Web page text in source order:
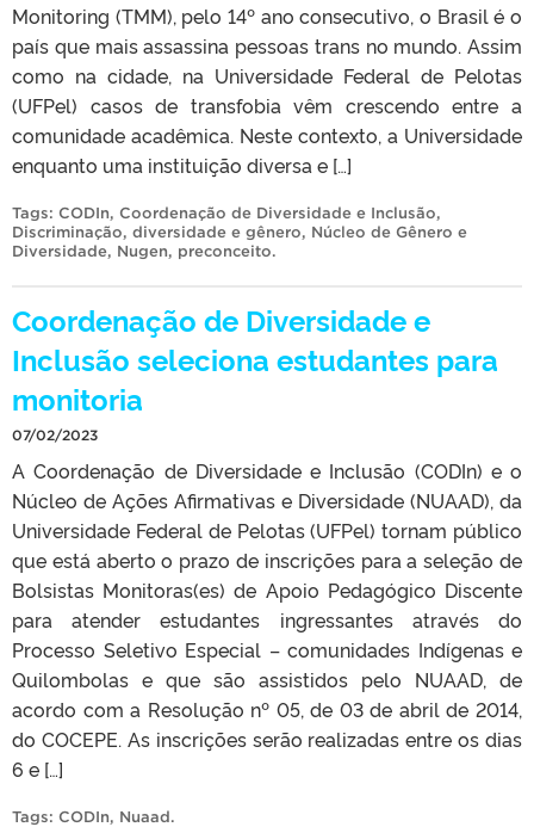
Monitoring (TMM), pelo 14º ano consecutivo, o Brasil é o
país que mais assassina pessoas trans no mundo. Assim
como na cidade, na Universidade Federal de Pelotas
(UFPel) casos de transfobia vêm crescendo entre a
comunidade acadêmica. Neste contexto, a Universidade
enquanto uma instituição diversa e […]
Tags: CODIn, Coordenação de Diversidade e Inclusão,
Discriminação, diversidade e gênero, Núcleo de Gênero e
Diversidade, Nugen, preconceito.
Coordenação de Diversidade e
Inclusão seleciona estudantes para
monitoria
07/02/2023
A Coordenação de Diversidade e Inclusão (CODIn) e o
Núcleo de Ações Afirmativas e Diversidade (NUAAD), da
Universidade Federal de Pelotas (UFPel) tornam público
que está aberto o prazo de inscrições para a seleção de
Bolsistas Monitoras(es) de Apoio Pedagógico Discente
para atender estudantes ingressantes através do
Processo Seletivo Especial – comunidades Indígenas e
Quilombolas e que são assistidos pelo NUAAD, de
acordo com a Resolução nº 05, de 03 de abril de 2014,
do COCEPE. As inscrições serão realizadas entre os dias
6 e […]
Tags: CODIn, Nuaad.